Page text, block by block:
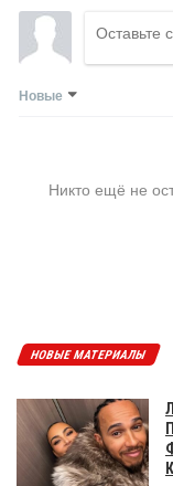
Новые
Никто ещё не
НОВЫЕ МАТЕРИАЛЫ